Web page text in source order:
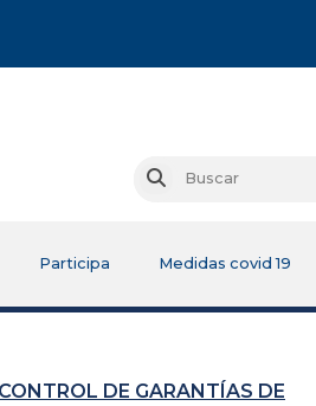
Buscar
Participa Medidas covid 19
DE GARANTÍAS DE